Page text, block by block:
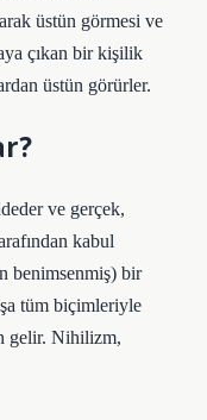
üstün görmesi ve
çıkan bir kişilik
üstün görürler.
ve gerçek,
kabul
benimsenmiş) bir
tüm biçimleriyle
gelir. Nihilizm,